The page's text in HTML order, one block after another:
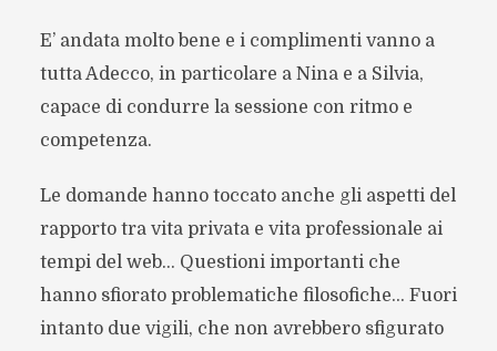
E’ andata molto bene e i complimenti vanno a
tutta Adecco, in particolare a Nina e a Silvia,
capace di condurre la sessione con ritmo e
competenza.
Le domande hanno toccato anche gli aspetti del
rapporto tra vita privata e vita professionale ai
tempi del web… Questioni importanti che
hanno sfiorato problematiche filosofiche… Fuori
intanto due vigili, che non avrebbero sfigurato